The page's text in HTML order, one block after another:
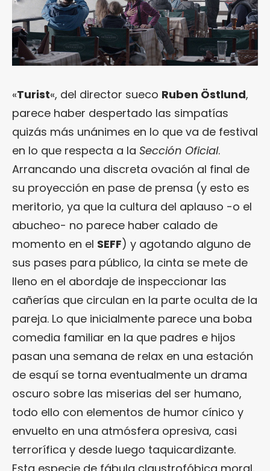
«Turist«, del director sueco Ruben Östlund,
parece haber despertado las simpatías
quizás más unánimes en lo que va de festival
en lo que respecta a la Sección Oficial.
Arrancando una discreta ovación al final de
su proyección en pase de prensa (y esto es
meritorio, ya que la cultura del aplauso -o el
abucheo- no parece haber calado de
momento en el SEFF) y agotando alguno de
sus pases para público, la cinta se mete de
lleno en el abordaje de inspeccionar las
cañerías que circulan en la parte oculta de la
pareja. Lo que inicialmente parece una boba
comedia familiar en la que padres e hijos
pasan una semana de relax en una estación
de esquí se torna eventualmente un drama
oscuro sobre las miserias del ser humano,
todo ello con elementos de humor cínico y
envuelto en una atmósfera opresiva, casi
terrorífica y desde luego taquicardizante.